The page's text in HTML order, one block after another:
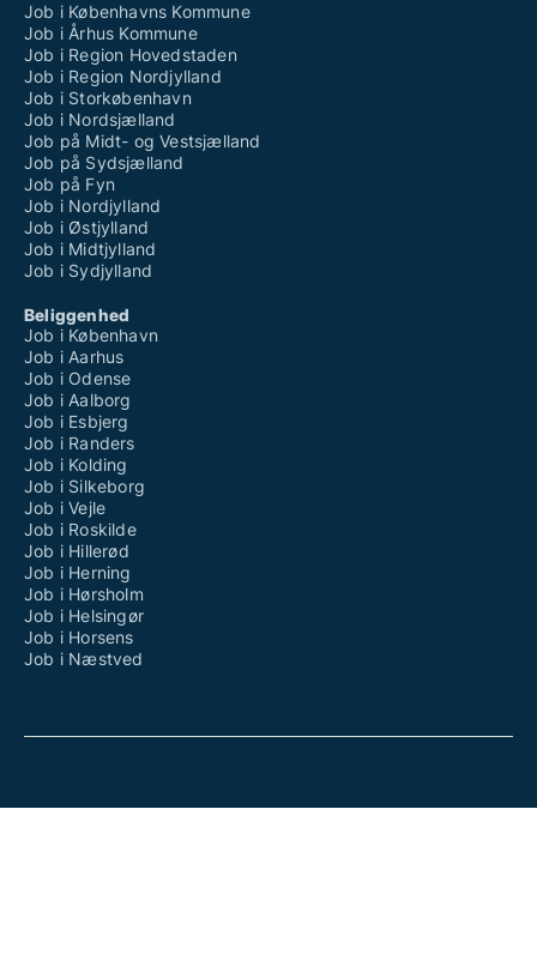
Job i Københavns Kommune
Job i Århus Kommune
Job i Region Hovedstaden
Job i Region Nordjylland
Job i Storkøbenhavn
Job i Nordsjælland
Job på Midt- og Vestsjælland
Job på Sydsjælland
Job på Fyn
Job i Nordjylland
Job i Østjylland
Job i Midtjylland
Job i Sydjylland
Beliggenhed
Job i København
Job i Aarhus
Job i Odense
Job i Aalborg
Job i Esbjerg
Job i Randers
Job i Kolding
Job i Silkeborg
Job i Vejle
Job i Roskilde
Job i Hillerød
Job i Herning
Job i Hørsholm
Job i Helsingør
Job i Horsens
Job i Næstved